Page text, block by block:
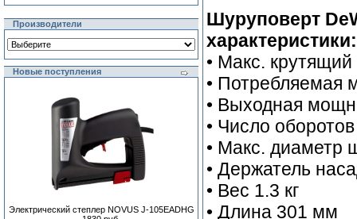
Производители
Новые поступления
Электрический степлер NOVUS J-105EADHG
Шуруповерт
характеристики:
• Макс.
• Потребляемая
• Выходная
• Число
• Макс. диаметр
• Держатель
• Вес 1.3 кг
• Длина 301 мм